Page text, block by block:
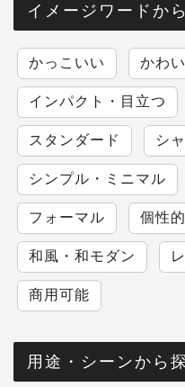
イメージワードか
かっこいい かわ
インパクト・目立つ
スタンダード シ
シンプル・ミニマル
フォーマル 個性
和風・和モダン
商用可能
用途・シーンから